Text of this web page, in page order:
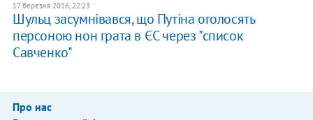
17 березня 2016, 22:23
Шульц засумнівався, що Путіна оголосять
персоною нон грата в ЄС через "список
Савченко"
Про нас